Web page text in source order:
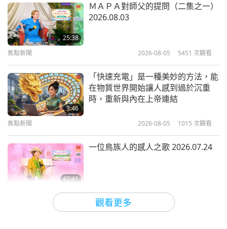
樹的祕密生命：它們有感覺，彼此會
「與神對話」：真誠求道者的公開體
驗
觀看更多
25:38
ＭＡＰＡ對師父的提問（二集之一）
2026.08.03
焦點新聞 2026-08-05 5451 次觀看
3:46
「快速充電」是一種美妙的方法，能
在物質世界開始讓人感到過於沉重
時，重新與內在上帝連結
焦點新聞 2026-08-05 1015 次觀看
42:41
一位鳥族人的感人之歌 2026.07.24
2026-08-05